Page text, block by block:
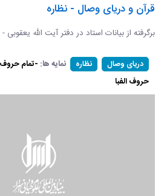
قرآن و دریای وصال - نظاره
برگرفته از بیانات استاد در دفتر آیت الله یعقوبی -
دریای وصال نظاره نمایه ها: -تمام حروف
حروف الفبا